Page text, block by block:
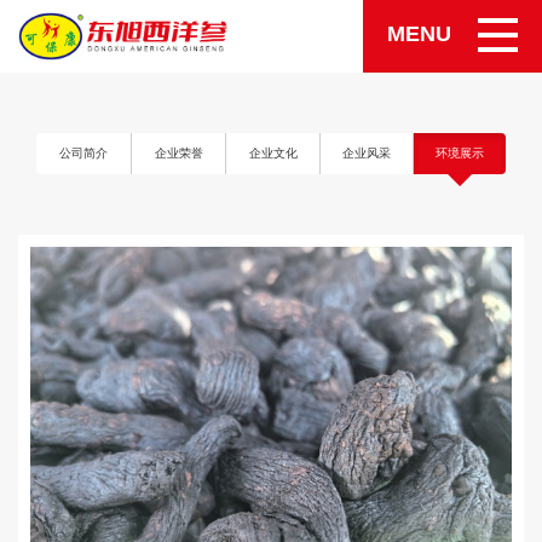
MENU
公司简介 企业荣誉 企业文化 企业风采 环境展示